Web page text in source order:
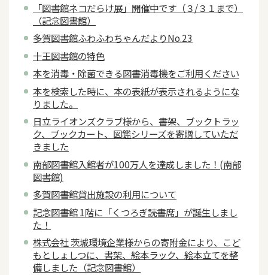
「図書館ネコだらけ展」開催中です（３/３１まで）
（記念図書館）
多賀図書館ふわふわちゃんだよりNo.23
十王図書館の特色
本を消毒・除菌できる図書消毒機をご利用ください
本を検索した時に、本の表紙が表示されるようにな
りました。
日立ライオンズクラブ様から、書架、ブックトラッ
ク、ブックカート、図鑑シリーズを寄贈していただ
きました
南部図書館入館者が100万人を達成しました！(南部
図書館)
多賀図書館貸出施設の利用について
記念図書館 1階に「くつろぎ読書席」が誕生しまし
た！
株式会社 茨城環境企業様からの寄附金により、こど
もとしょしつに、書架、絵本ラック、絵本立てを整
備しました（記念図書館）